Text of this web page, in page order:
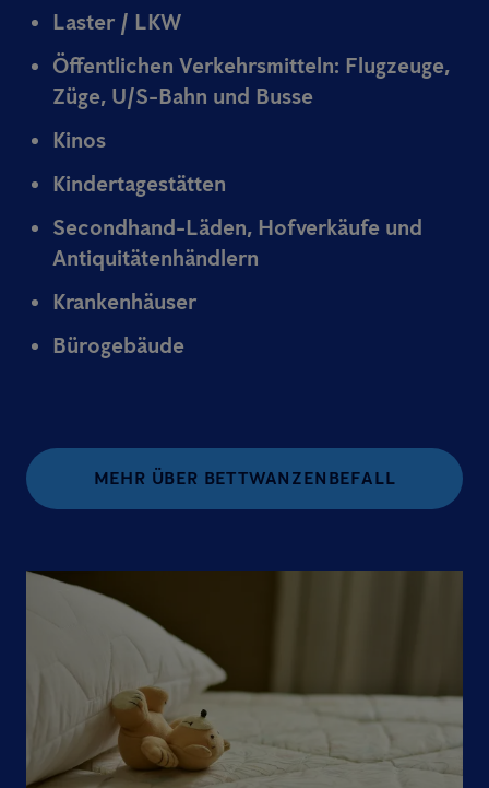
Laster / LKW
Öffentlichen Verkehrsmitteln: Flugzeuge,
Züge, U/S-Bahn und Busse
Kinos
Kindertagestätten
Secondhand-Läden, Hofverkäufe und
Antiquitätenhändlern
Krankenhäuser
Bürogebäude
MEHR ÜBER BETTWANZENBEFALL